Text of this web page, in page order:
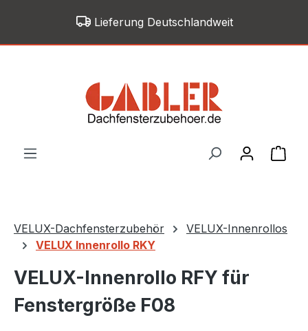
Zum Hauptinhalt springenLieferung Deutschlandweit
VELUX-Dachfensterzubehör
VELUX-Innenrollos
VELUX Innenrollo RKY
VELUX-Innenrollo RFY für
Fenstergröße F08